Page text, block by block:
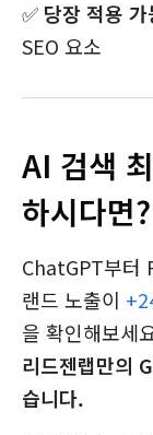
✅ 당장 적용
SEO 요소
AI 검색
하시다면?
ChatGPT부터
랜드 노출이
을 확인해보세
리드젠랩만의
습니다.